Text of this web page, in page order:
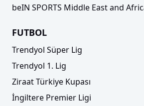
beIN SPORTS Middle East and
FUTBOL
Trendyol Süper Lig
Trendyol 1. Lig
Ziraat Türkiye Kupası
İngiltere Premier Ligi